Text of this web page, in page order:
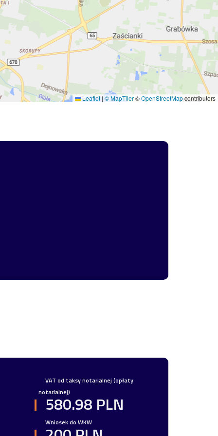
Leaflet | © MapTiler©OpenStreetMapcontributors
VAT od taksy notarialnej (opłaty
notarialnej)
580.98 PLN
Wniosek do WKW